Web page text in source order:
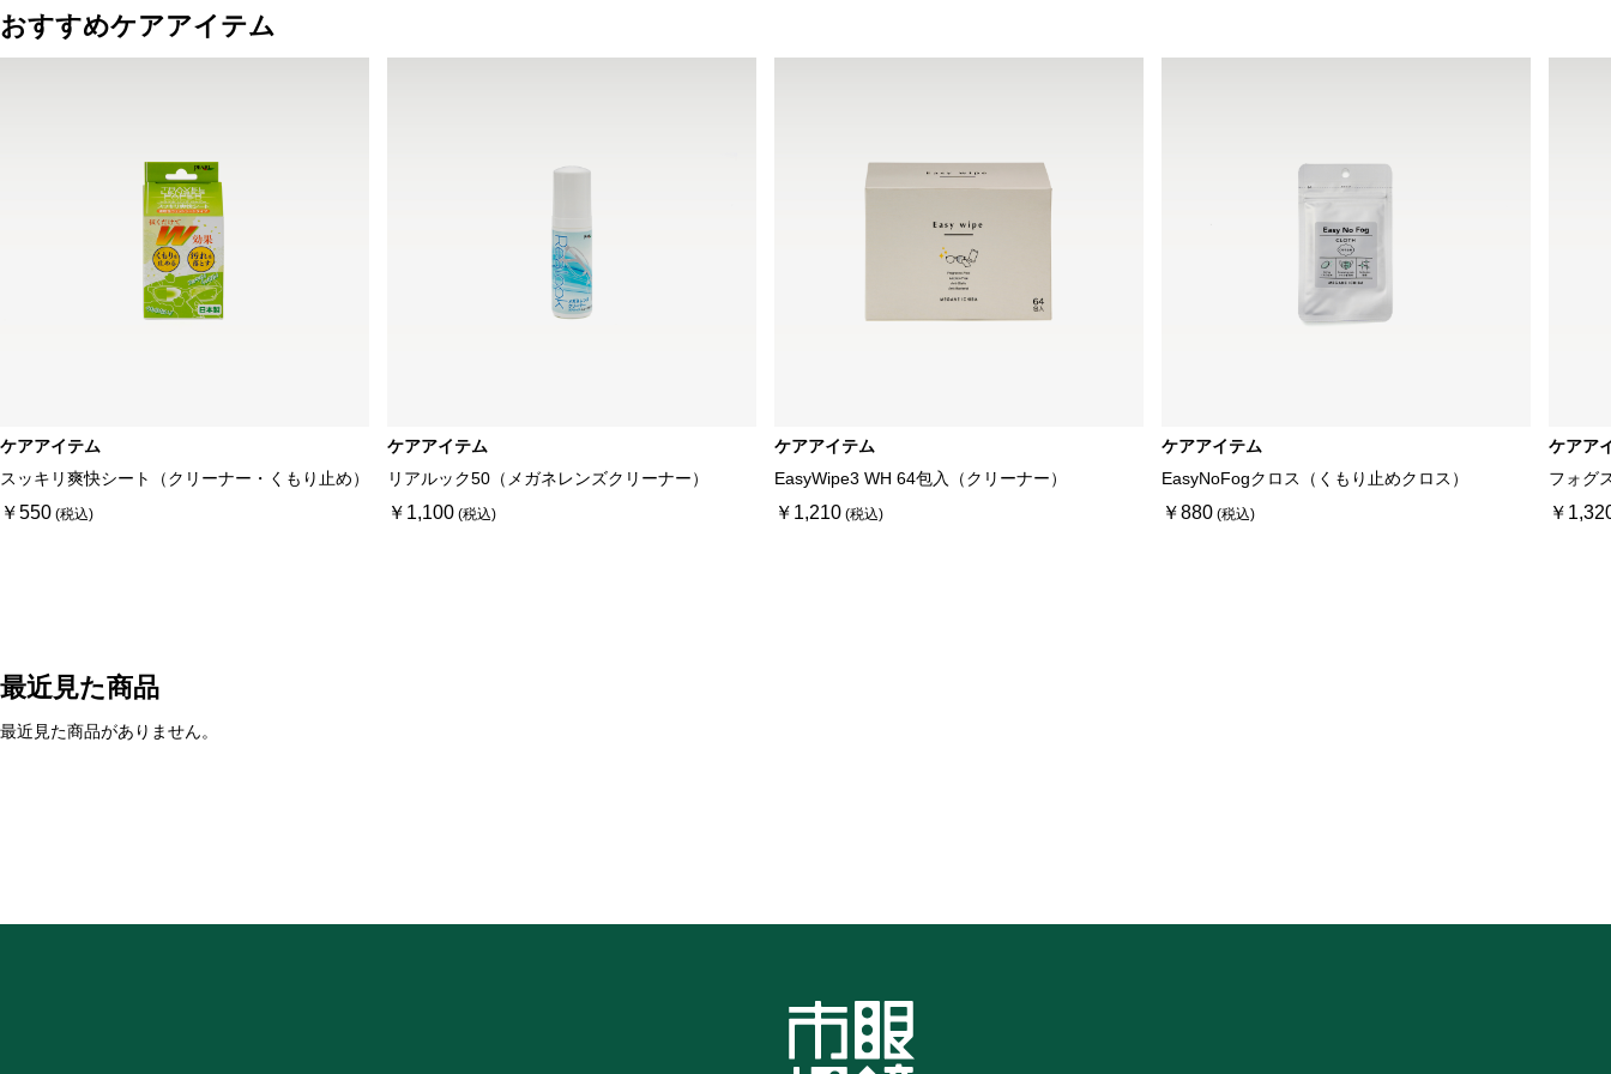
おすすめケアアイテム
ケアアイテム
スッキリ爽快シート（クリーナー・くもり止め）
￥550
ケアアイテム
リアルック50（メガネレンズクリーナー）
￥1,100
ケアアイテム
EasyWipe3 WH 64包入（クリーナー）
￥1,210
ケアアイテム
EasyNoFogクロス（くもり止めクロス）
￥880
ケアア
フォグ
￥
最近見た商品
最近見た商品がありません。